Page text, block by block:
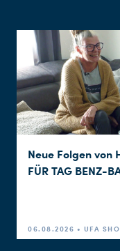
Neue Folgen von
FÜR TAG BENZ-
06.08.2026 • UFA